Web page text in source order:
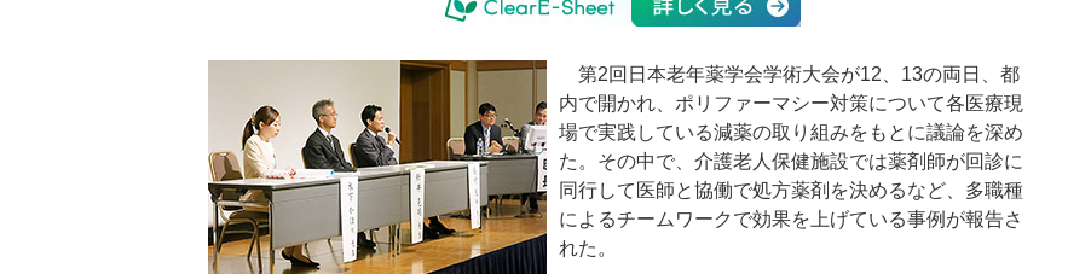
第2回日本老年薬学会学術大会が12、13の両日、都
内で開かれ、ポリファーマシー対策について各医療現
場で実践している減薬の取り組みをもとに議論を深め
た。その中で、介護老人保健施設では薬剤師が回診に
同行して医師と協働で処方薬剤を決めるなど、多職種
によるチームワークで効果を上げている事例が報告さ
れた。